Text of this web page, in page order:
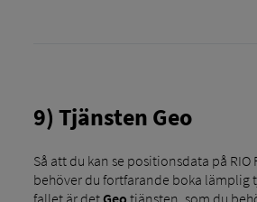
9) Tjänsten Geo
Så att du kan se positionsdata på RIO
behöver du fortfarande boka lämplig
fallet är det Geo tjänsten, som du